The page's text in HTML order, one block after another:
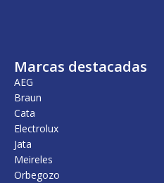
a
2
Marcas destacadas
AEG
Braun
Cata
Electrolux
Jata
Meireles
Orbegozo